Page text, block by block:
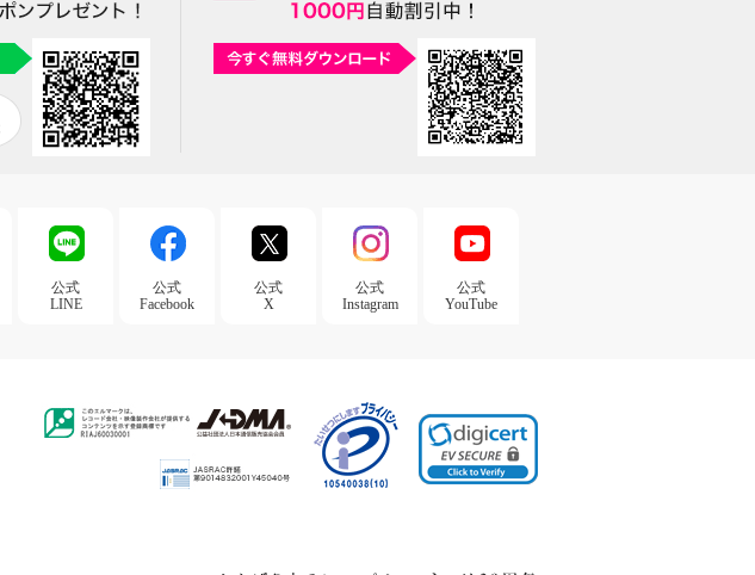
公式
LINE
公式
Facebook
公式
X
公式
Instagram
公式
YouTube